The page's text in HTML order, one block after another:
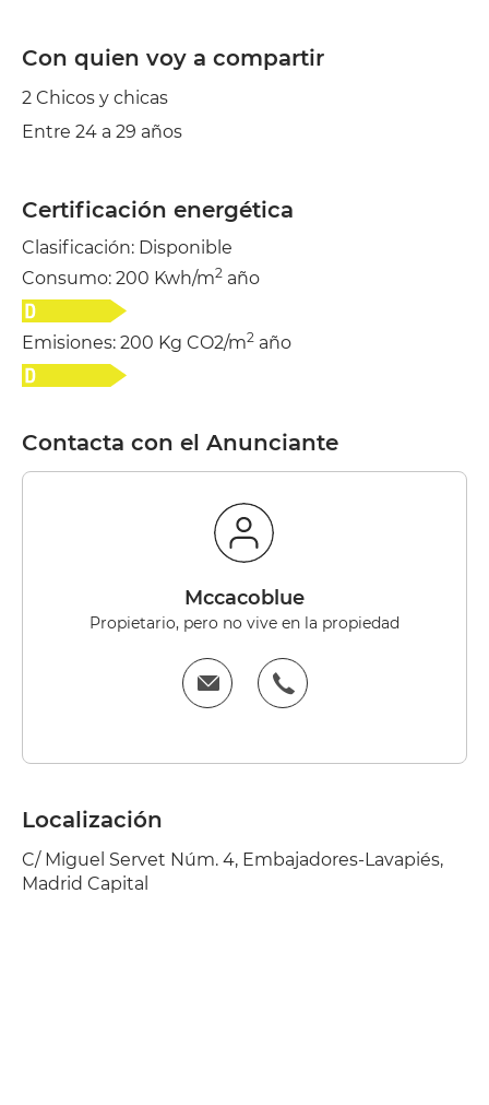
Con quien voy a compartir
2 Chicos y chicas
Entre 24 a 29 años
Certificación energética
Clasificación: Disponible
Consumo: 200 Kwh/m2 año
Emisiones: 200 Kg CO2/m2 año
Contacta con el Anunciante
Mccacoblue
Propietario, pero no vive en la propiedad
Localización
C/ Miguel Servet Núm. 4, Embajadores-Lavapiés,
Madrid Capital